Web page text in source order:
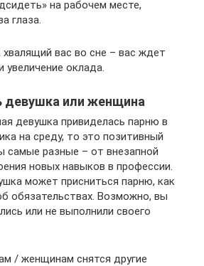
на рабочем месте,
глаза.
хвалящий вас во сне – вас ждет
оклада.
девушка или женщина
девушка привиделась парню в
на среду, то это позитивный
самые разные – от внезапной
новых навыков в профессии.
может присниться парню, как
обязательствах. Возможно, вы
или не выполнили своего
/ женщинам снятся другие